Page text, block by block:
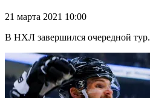
21 марта 2021 10:00
В НХЛ завершился очередной тур.